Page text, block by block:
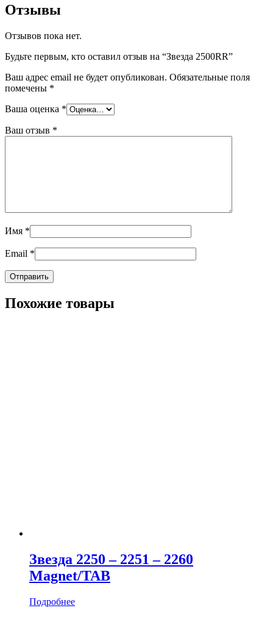
Отзывы
Отзывов пока нет.
Будьте первым, кто оставил отзыв на “Звезда 2500RR”
Ваш адрес email не будет опубликован. Обязательные поля
помечены *
Ваша оценка *
Ваш отзыв *
Имя *
Email *
Похожие товары
Звезда 2250 – 2251 – 2260
Magnet/TAB
Подробнее